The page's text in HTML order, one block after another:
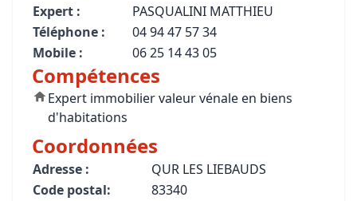
Expert :
PASQUALINI MATTHIEU
Téléphone :
04 94 47 57 34
Mobile :
06 25 14 43 05
Compétences
Expert immobilier valeur vénale en biens
d'habitations
Coordonnées
Adresse :
QUR LES LIEBAUDS
Code postal:
83340